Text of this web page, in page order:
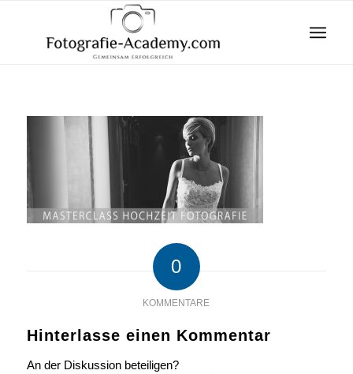
0
KOMMENTARE
Hinterlasse einen Kommentar
An der Diskussion beteiligen?